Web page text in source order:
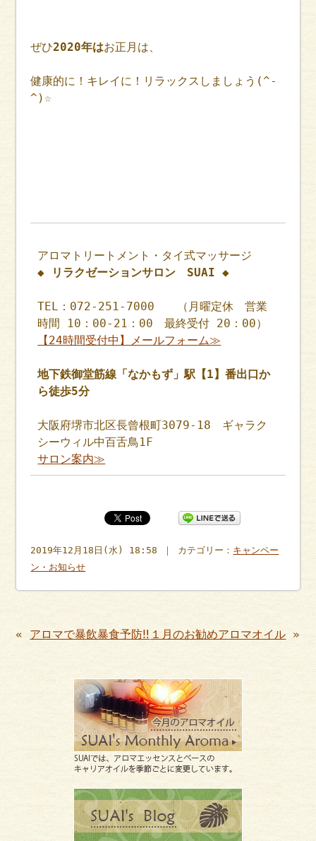
ぜひ2020年はお正月は、
健康的に！キレイに！リラックスしましょう(^-
^)☆
アロマトリートメント・タイ式マッサージ
◆ リラクゼーションサロン SUAI ◆
TEL：072-251-7000 （月曜定休 営業
時間 10：00-21：00 最終受付 20：00）
【24時間受付中】メールフォーム≫
地下鉄御堂筋線「なかもず」駅【1】番出口か
ら徒歩5分
大阪府堺市北区長曾根町3079-18 ギャラク
シーウィル中百舌鳥1F
サロン案内≫
2019年12月18日(水) 18:58 ｜ カテゴリー： キャンペー
ン・お知らせ
«アロマで暴飲暴食予防‼︎ １月のお勧めアロマオイル»